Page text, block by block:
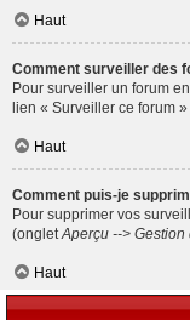
Haut
Comment surveiller des
Pour surveiller un forum
lien « Surveiller ce forum
Haut
Comment puis-je
Pour supprimer vos
(onglet Aperçu -->
Haut